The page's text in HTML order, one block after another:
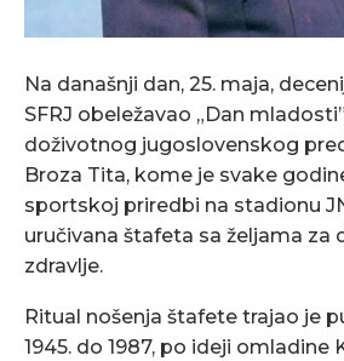
Na današnji dan, 25. maja,
SFRJ obeležavao „Dan
doživotnog jugoslovenskog
Broza Tita, kome je svake
sportskoj priredbi na stadionu
uručivana štafeta sa željama za
zdravlje.
Ritual nošenja štafete trajao je
1945. do 1987, po ideji omladine